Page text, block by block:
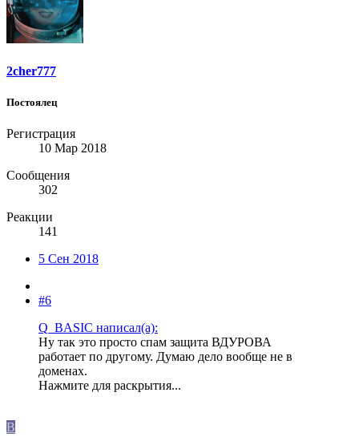
2cher777
Постоялец
Регистрация
10 Мар 2018
Сообщения
302
Реакции
141
5 Сен 2018
#6
Q_BASIC написал(а):
Ну так это просто спам защита ВДУРОВА
работает по другому. Думаю дело вообще не в
доменах.
Нажмите для раскрытия...
B